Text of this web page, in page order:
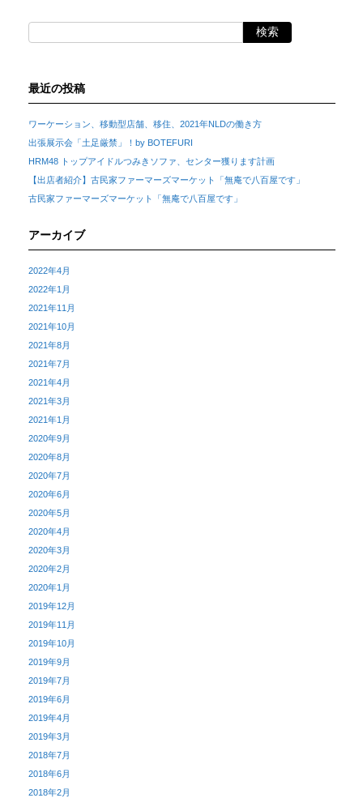
最近の投稿
ワーケーション、移動型店舗、移住、2021年NLDの働き方
出張展示会「土足厳禁」！by BOTEFURI
HRM48 トップアイドルつみきソファ、センター獲ります計画
【出店者紹介】古民家ファーマーズマーケット「無庵で八百屋です」
古民家ファーマーズマーケット「無庵で八百屋です」
アーカイブ
2022年4月
2022年1月
2021年11月
2021年10月
2021年8月
2021年7月
2021年4月
2021年3月
2021年1月
2020年9月
2020年8月
2020年7月
2020年6月
2020年5月
2020年4月
2020年3月
2020年2月
2020年1月
2019年12月
2019年11月
2019年10月
2019年9月
2019年7月
2019年6月
2019年4月
2019年3月
2018年7月
2018年6月
2018年2月